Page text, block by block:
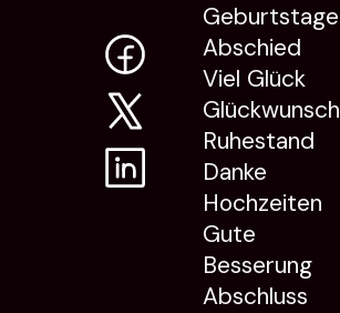
Geburtstage
Abschied
Viel Glück
Glückwunsch
Ruhestand
Danke
Hochzeiten
Gute
Besserung
Abschluss